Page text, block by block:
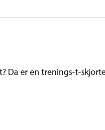
Da er en trenings-t-